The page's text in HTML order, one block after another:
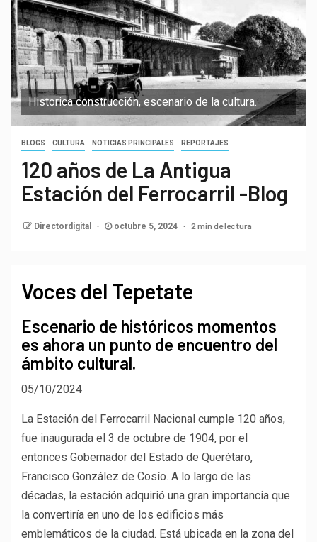
Historica construcción, escenario de la cultura.
BLOGS CULTURA NOTICIAS PRINCIPALES REPORTAJES
120 años de La Antigua
Estación del Ferrocarril -Blog
Directordigital octubre 5, 2024 2 min de lectura
Voces del Tepetate
Escenario de históricos momentos
es ahora un punto de encuentro del
ámbito cultural.
05/10/2024
La Estación del Ferrocarril Nacional cumple 120 años,
fue inaugurada el 3 de octubre de 1904, por el
entonces Gobernador del Estado de Querétaro,
Francisco González de Cosío. A lo largo de las
décadas, la estación adquirió una gran importancia que
la convertiría en uno de los edificios más
emblemáticos de la ciudad. Está ubicada en la zona del